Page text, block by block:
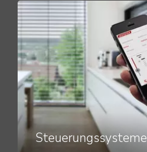
Steuerungssysteme